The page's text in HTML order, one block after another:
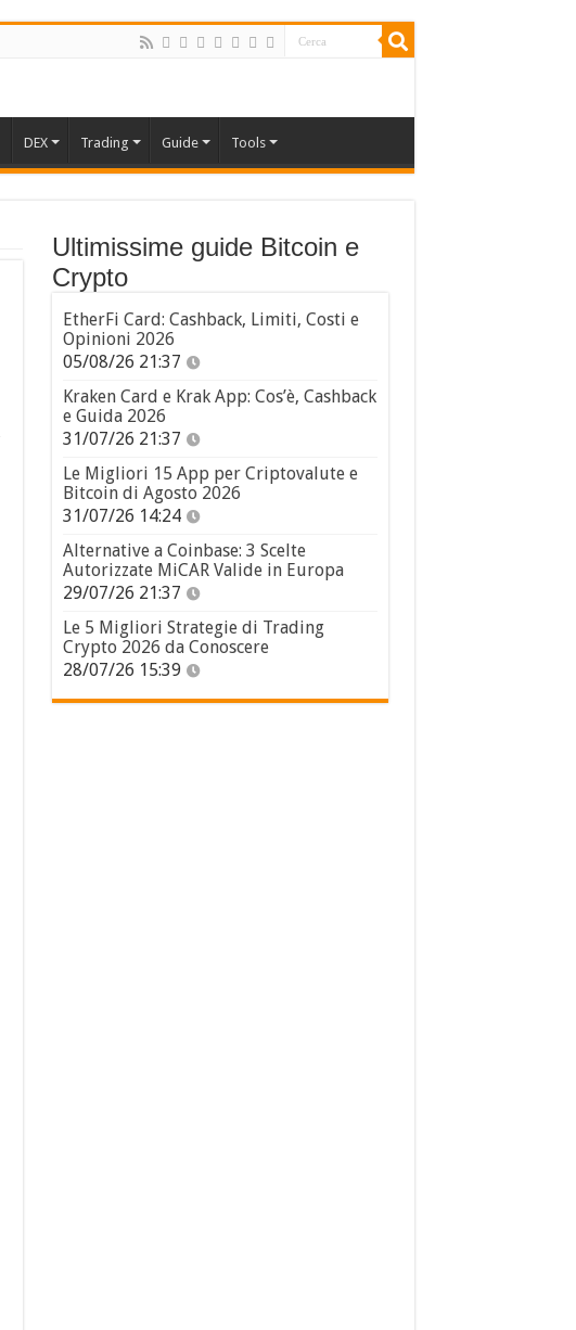
DEX Trading Guide Tools
Ultimissime guide Bitcoin e
Crypto
EtherFi Card: Cashback, Limiti, Costi e
Opinioni 2026
05/08/26 21:37
Kraken Card e Krak App: Cos’è, Cashback
e Guida 2026
31/07/26 21:37
Le Migliori 15 App per Criptovalute e
Bitcoin di Agosto 2026
31/07/26 14:24
Alternative a Coinbase: 3 Scelte
Autorizzate MiCAR Valide in Europa
29/07/26 21:37
Le 5 Migliori Strategie di Trading
Crypto 2026 da Conoscere
28/07/26 15:39